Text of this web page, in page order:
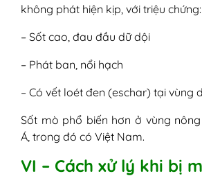
không phát hiện kịp, với triệu chứng:
– Sốt cao, đau đầu dữ dội
– Phát ban, nổi hạch
– Có vết loét đen (eschar) tại vùng
Sốt mò phổ biến hơn ở vùng
Á, trong đó có Việt Nam.
VI – Cách xử lý khi bị